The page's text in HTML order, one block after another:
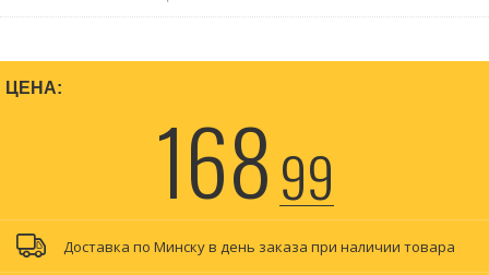
ЦЕНА:
16899
Доставка по Минску в день заказа при наличии товара